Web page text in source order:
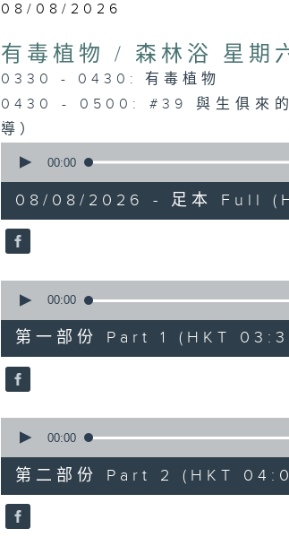
08/08/2026
有毒植物 / 森林浴 星期
0330 - 0430: 有毒植物
0430 - 0500: #39 與生俱來
導）
seconds
hour,
26
minutes,
0
90%
00:00
08/08/2026 - 足本 Full
seconds
30
minutes,
0
seconds
90%
00:00
第一部份 Part 1 (HKT
seconds
56
minutes,
9
seconds
90%
00:00
第二部份 Part 2 (HKT